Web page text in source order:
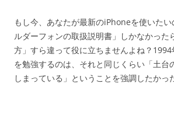
もし今、あなたが最新のiPhoneを使いたい
ルダーフォンの取扱説明書」しかなかった
方」すら違って役に立ちませんよね？
を勉強するのは、それと同じくらい「土台
しまっている」ということを強調したかっ